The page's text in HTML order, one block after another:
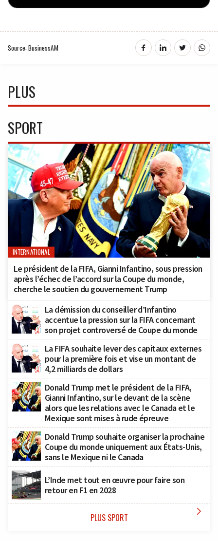
Source: BusinessAM
PLUS
SPORT
INTERNATIONAL
Le président de la FIFA, Gianni Infantino, sous pression
après l’échec de l’accord sur la Coupe du monde,
cherche le soutien du gouvernement Trump
La démission du conseiller d’Infantino
accentue la pression sur la FIFA concernant
son projet controversé de Coupe du monde
La FIFA souhaite lever des capitaux externes
pour la première fois et vise un montant de
4,2 milliards de dollars
Donald Trump met le président de la FIFA,
Gianni Infantino, sur le devant de la scène
alors que les relations avec le Canada et le
Mexique sont mises à rude épreuve
Donald Trump souhaite organiser la prochaine
Coupe du monde uniquement aux États-Unis,
sans le Mexique ni le Canada
L’Inde met tout en œuvre pour faire son
retour en F1 en 2028
PLUS SPORT 